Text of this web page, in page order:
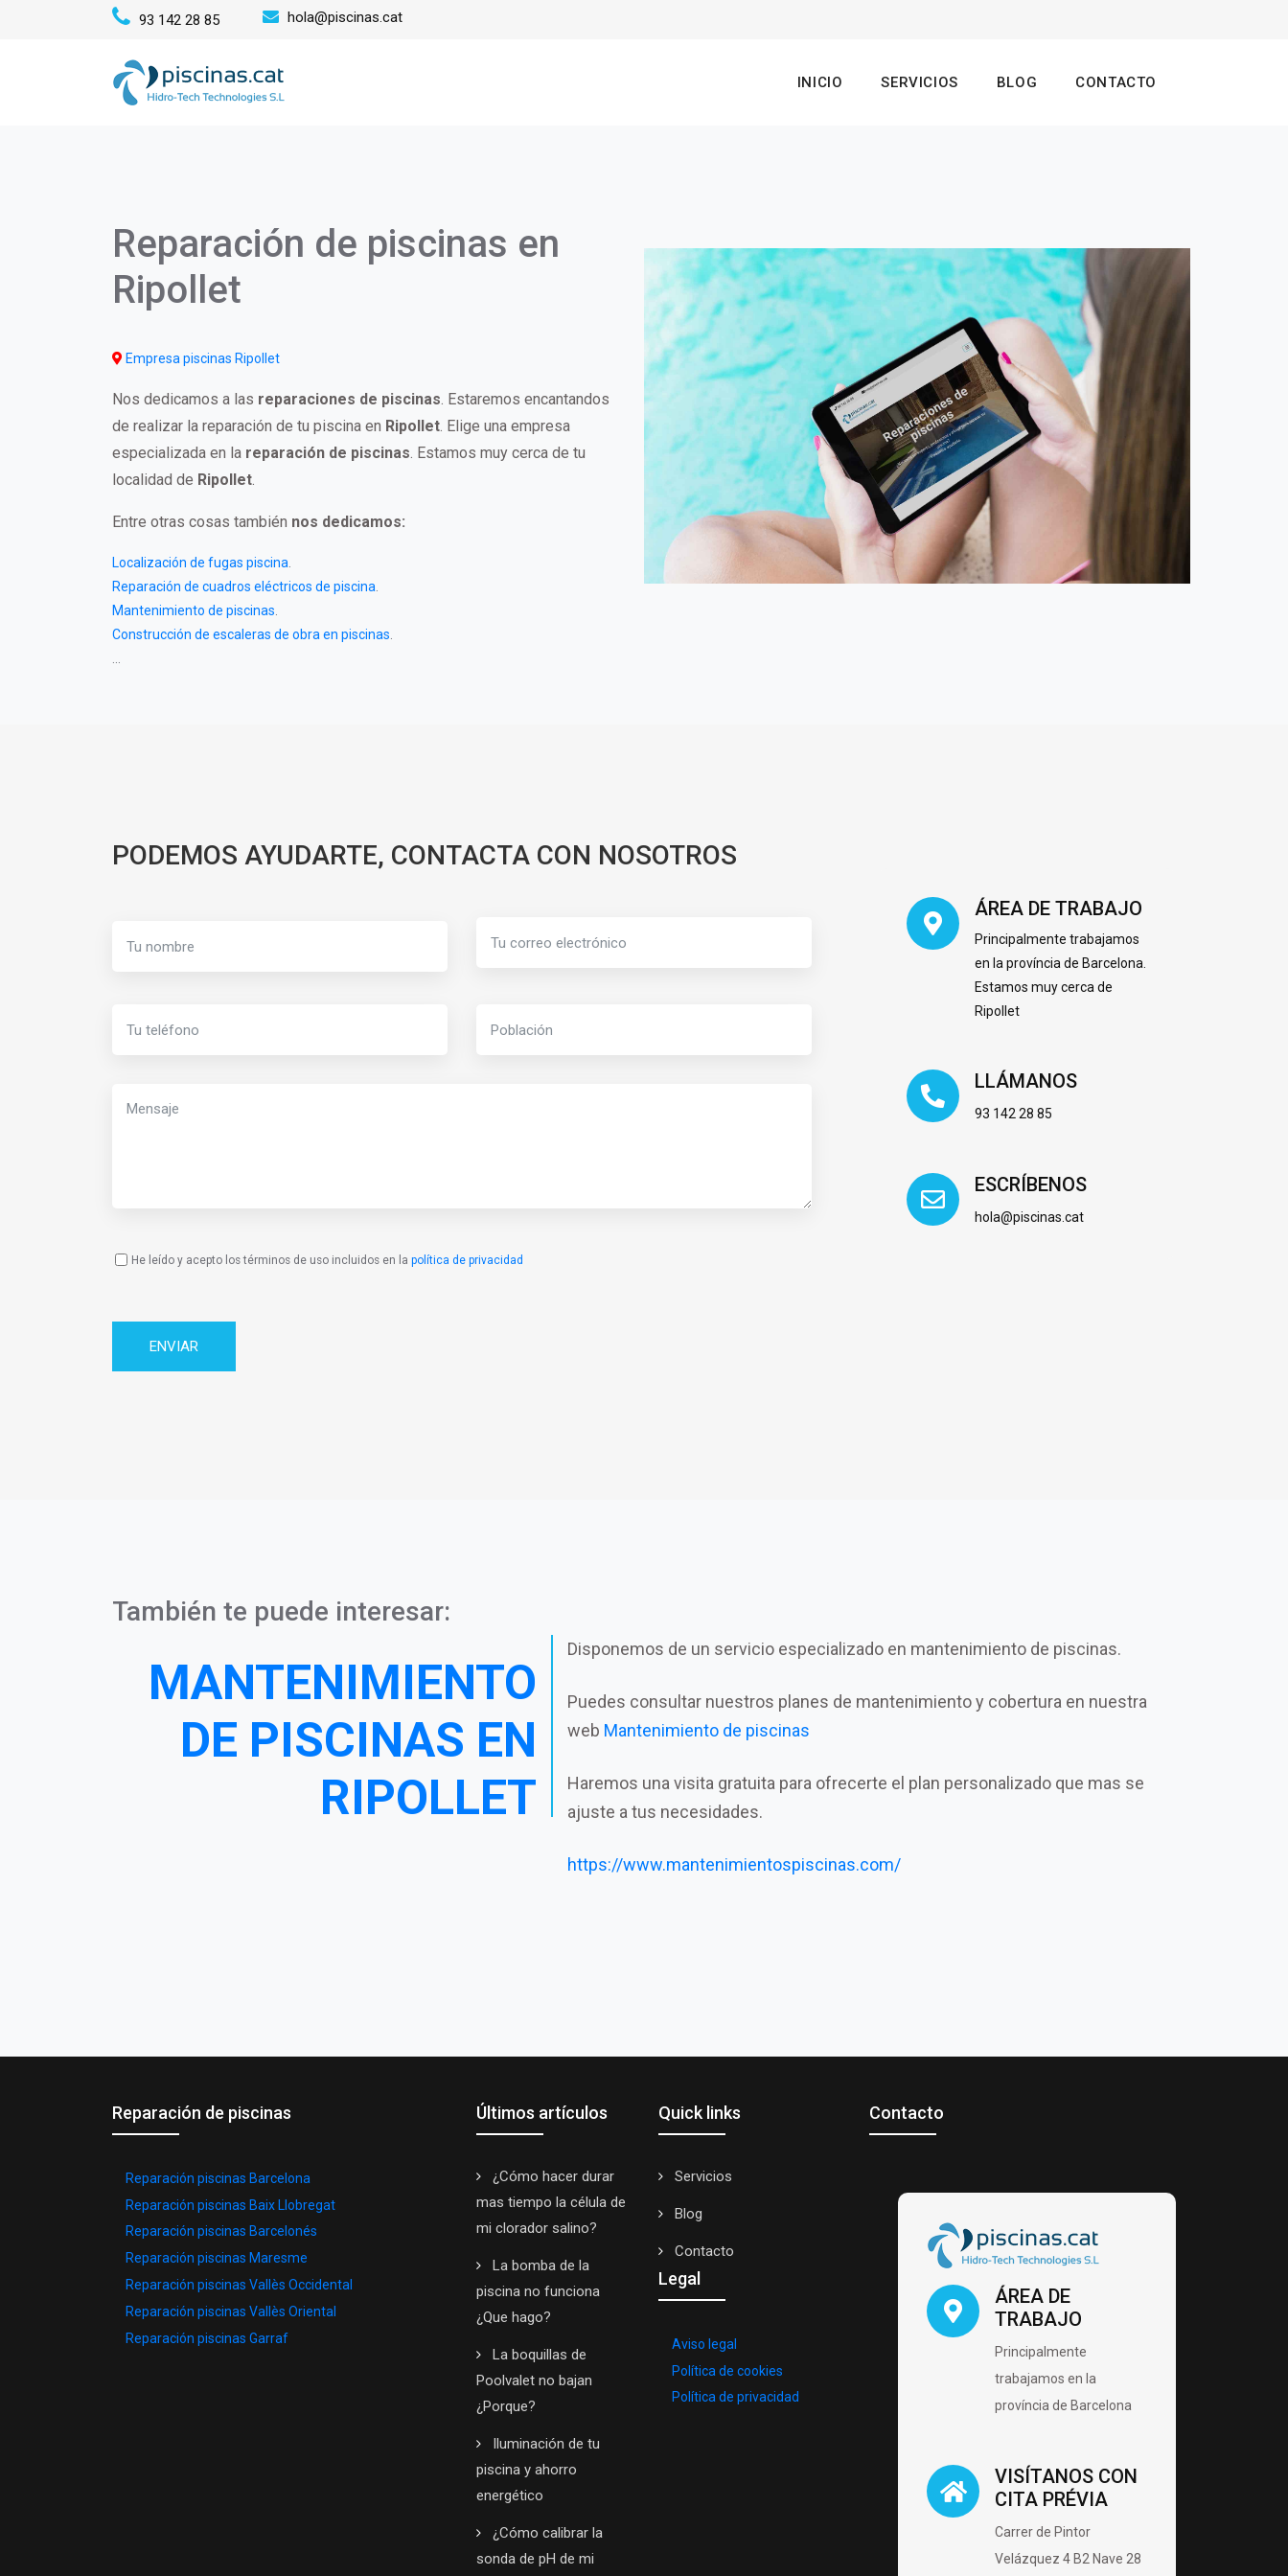
93 142 28 85 hola@piscinas.cat
INICIO SERVICIOS BLOG CONTACTO
Reparación de piscinas en
Ripollet
Empresa piscinas Ripollet
Nos dedicamos a las reparaciones de piscinas. Estaremos encantandos
de realizar la reparación de tu piscina en Ripollet. Elige una empresa
especializada en la reparación de piscinas. Estamos muy cerca de tu
localidad de Ripollet.
Entre otras cosas también nos dedicamos:
Localización de fugas piscina
Reparación de cuadros eléctricos de piscina
Mantenimiento de piscinas
Construcción de escaleras de obra en piscinas
PODEMOS AYUDARTE, CONTACTA CON NOSOTROS
PolíticaHe leído y acepto los términos de uso incluidos en lapolítica de privacidad
ÁREA DE TRABAJO
Principalmente trabajamos
en la província de Barcelona.
Estamos muy cerca de
Ripollet
LLÁMANOS
93 142 28 85
ESCRÍBENOS
hola@piscinas.cat
También te puede interesar:
MANTENIMIENTO
DE PISCINAS EN
RIPOLLET
Disponemos de un servicio especializado en mantenimiento de piscinas.
Puedes consultar nuestros planes de mantenimiento y cobertura en nuestra
web Mantenimiento de piscinas
Haremos una visita gratuita para ofrecerte el plan personalizado que mas se
ajuste a tus necesidades.
https://www.mantenimientospiscinas.com/
Reparación de piscinas
Reparación piscinas Barcelona
Reparación piscinas Baix Llobregat
Reparación piscinas Barcelonés
Reparación piscinas Maresme
Reparación piscinas Vallès Occidental
Reparación piscinas Vallès Oriental
Reparación piscinas Garraf
Últimos artículos
¿Cómo hacer durar
mas tiempo la célula de
mi clorador salino?
La bomba de la
piscina no funciona
¿Que hago?
La boquillas de
Poolvalet no bajan
¿Porque?
Iluminación de tu
piscina y ahorro
energético
¿Cómo calibrar la
sonda de pH de mi
Quick links
Servicios
Blog
Contacto
Legal
Aviso legal
Política de cookies
Política de privacidad
Contacto
ÁREA DE
TRABAJO
Principalmente
trabajamos en la
província de Barcelona
VISÍTANOS CON
CITA PRÉVIA
Carrer de Pintor
Velázquez 4 B2 Nave 28